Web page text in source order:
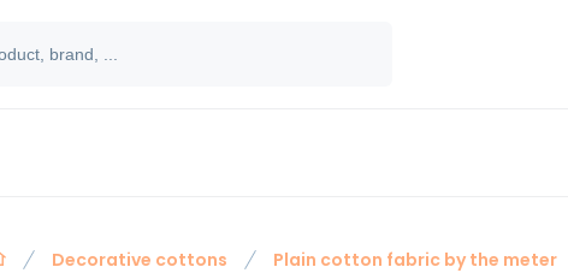
Decorative cottons
Plain cotton fabric by the meter